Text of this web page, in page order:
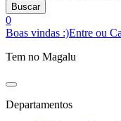
Buscar
0
Boas vindas :)Entre ou
Tem no Magalu
Departamentos